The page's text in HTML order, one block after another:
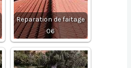
Reparation de faitage
06